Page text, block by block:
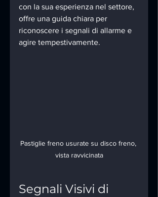
con la sua esperienza nel settore,
offre una guida chiara per
riconoscere i segnali di allarme e
agire tempestivamente.
Pastiglie freno usurate su disco freno,
vista ravvicinata
Segnali Visivi di